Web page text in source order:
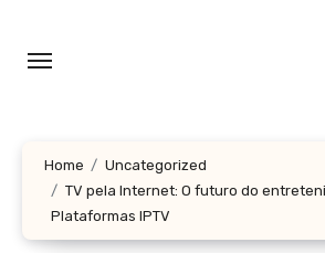
content
Home
Uncategorized
TV pela Internet: O futuro do
Plataformas IPTV